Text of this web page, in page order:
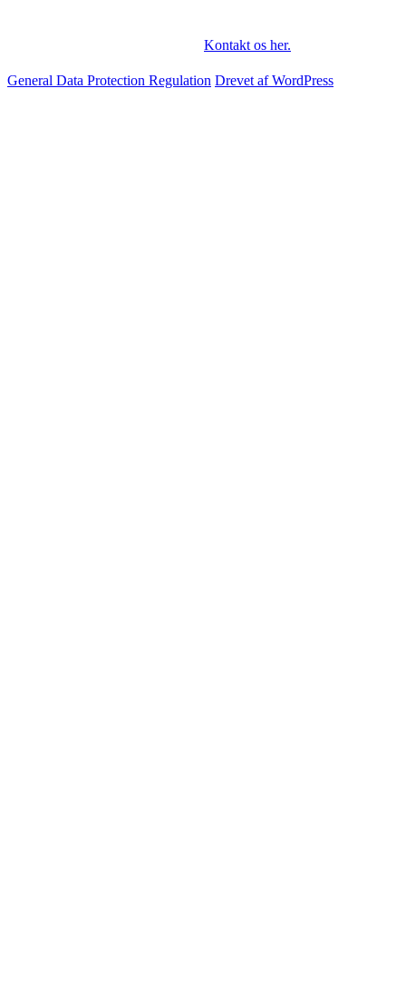
Kontakt os her.
General Data Protection Regulation Drevet af WordPress